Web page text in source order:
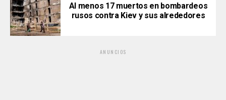
Al menos 17 muertos en bombardeos
rusos contra Kiev y sus alrededores
ANUNCIOS